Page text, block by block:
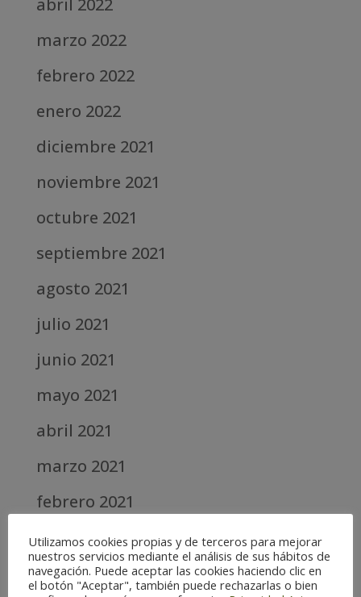
marzo 2022
febrero 2022
enero 2022
diciembre 2021
noviembre 2021
octubre 2021
septiembre 2021
agosto 2021
julio 2021
junio 2021
mayo 2021
abril 2021
marzo 2021
febrero 2021
diciembre 2020
abril 2020
Utilizamos cookies propias y de terceros para mejorar
nuestros servicios mediante el análisis de sus hábitos de
navegación. Puede aceptar las cookies haciendo clic en
el botón "Aceptar", también puede rechazarlas o bien